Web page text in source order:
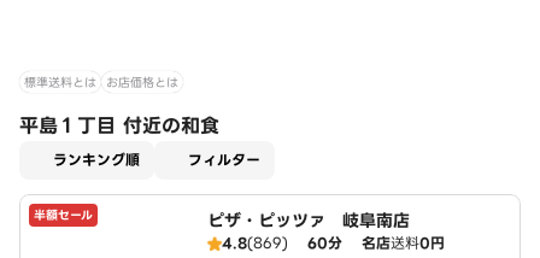
標準送料とは お店価格とは
平島１丁目 付近の和食
ランキング順 フィルター
半額セール ピザ・ピッツァ 岐阜南店
4.8(869) 60分 名店送料0円